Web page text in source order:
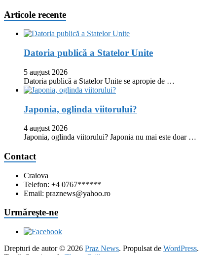
Articole recente
Datoria publică a Statelor Unite
5 august 2026
Datoria publică a Statelor Unite se apropie de …
Japonia, oglinda viitorului?
4 august 2026
Japonia, oglinda viitorului? Japonia nu mai este doar …
Contact
Craiova
Telefon: +4 0767******
Email: praznews@yahoo.ro
Urmăreşte-ne
Drepturi de autor © 2026 Praz News. Propulsat de WordPress.